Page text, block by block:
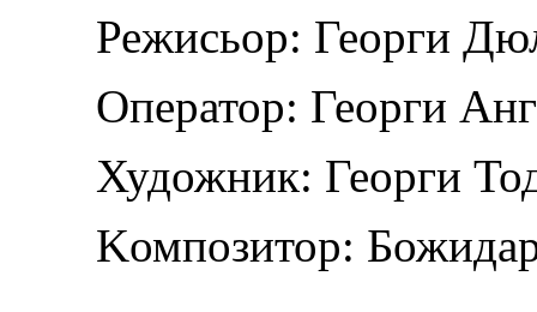
Режисьор: Георги
Оператор: Георги
Художник: Георги
Kомпозитор: